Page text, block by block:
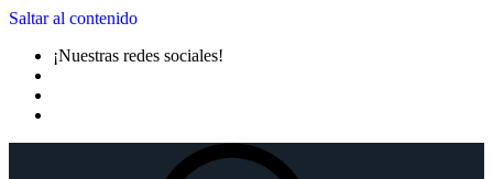
Saltar al contenido
¡Nuestras redes sociales!